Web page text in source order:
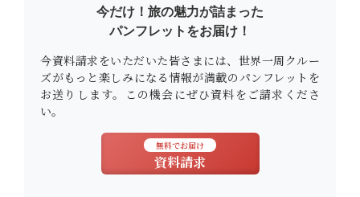
今だけ！旅の魅力が詰まった
パンフレットをお届け！
今資料請求をいただいた皆さまには、世界一周クルー
ズがもっと楽しみになる情報が満載のパンフレットを
お送りします。この機会にぜひ資料をご請求くださ
い。
無料でお届け
資料請求